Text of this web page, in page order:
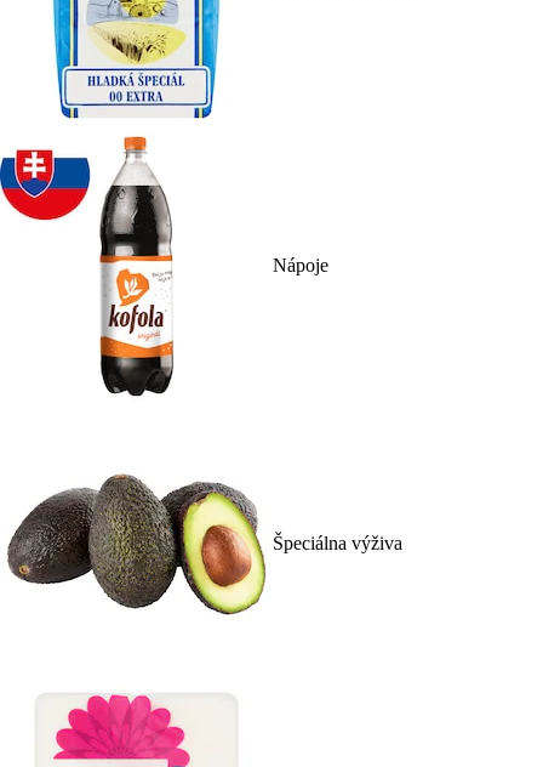
Nápoje
Špeciálna výživa